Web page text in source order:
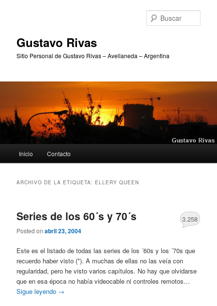
Gustavo Rivas
Sitio Personal de Gustavo Rivas – Avellaneda – Argentina
principal
Inicio Contacto
ARCHIVO DE LA ETIQUETA: ELLERY QUEEN
Series de los 60´s y 70´s
Posted onabril 23, 2004
3.258
Este es el listado de todas las series de los ´60s y los ´70s que
recuerdo haber visto (*). A muchas de ellas no las veía con
regularidad, pero he visto varios capítulos. No hay que olvidarse
que en esa época no había videocable ni controles remotos…
Sigue leyendo →